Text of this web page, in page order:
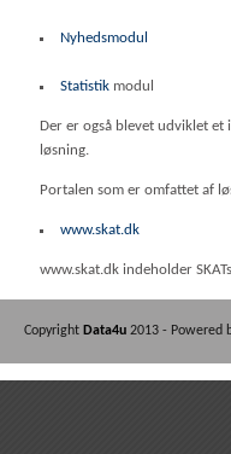
Nyhedsmodul
Statistik modul
Der er også blevet udviklet
løsning.
Portalen som er omfattet af
www.skat.dk
www.skat.dk indeholder
Copyright Data4u 2013 - Powered